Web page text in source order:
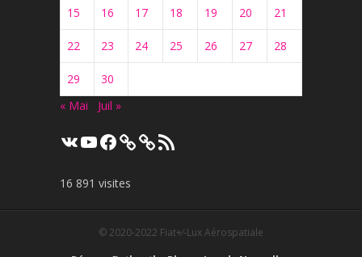
15 16 17 18 19 20 21
22 23 24 25 26 27 28
29
30
« Mai
Juil »
VK YouTube
Facebook Flux
RSS
16 891 visites
© 2020-2022 Fiat+⁄-Lux Aérospatiale